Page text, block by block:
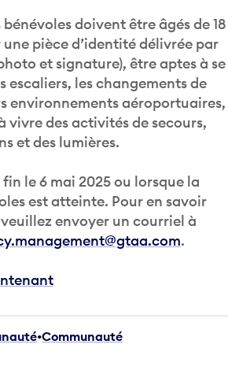
doivent être âgés de 18
pièce d’identité délivrée par
et signature), être aptes à se
escaliers, les changements de
environnements aéroportuaires,
vivre des activités de secours,
et des lumières.
le 6 mai 2025 ou lorsque la
est atteinte. Pour en savoir
envoyer un courriel à
.
•Communauté